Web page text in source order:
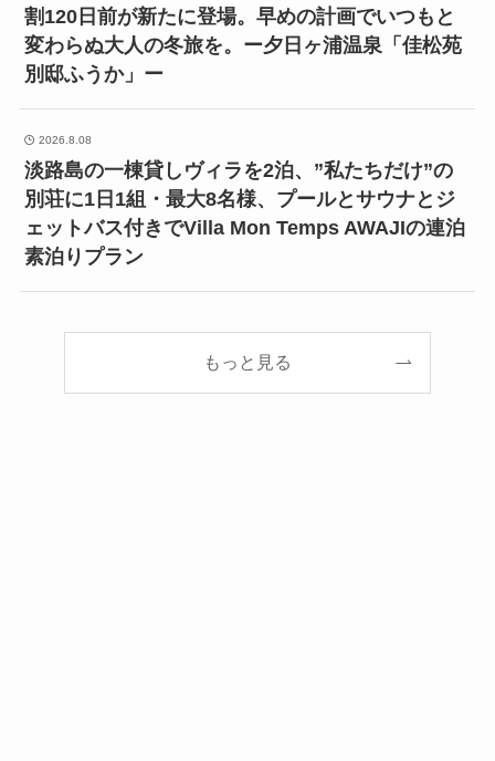
割120日前が新たに登場。早めの計画でいつもと
変わらぬ大人の冬旅を。ー夕日ヶ浦温泉「佳松苑
別邸ふうか」ー
2026.8.08
淡路島の一棟貸しヴィラを2泊、”私たちだけ”の
別荘に1日1組・最大8名様、プールとサウナとジ
ェットバス付きでVilla Mon Temps AWAJIの連泊
素泊りプラン
もっと見る